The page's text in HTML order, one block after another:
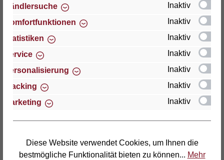
Thomas GmbH + Co. Sitz- und Liegemöbel KG
"Lattoflex"
Walkmühlenstraße 93
D-27432 Bremervörde
Telefon: (04761) 979-0
Telefax: (04761) 979-161
Händlersuche
Inaktiv
Komfortfunktionen
Inaktiv
Statistiken
Inaktiv
Service
Inaktiv
Personalisierung
Inaktiv
Tracking
Inaktiv
Marketing
Inaktiv
Diese Website verwendet Cookies, um Ihnen die
bestmögliche Funktionalität bieten zu können... Mehr